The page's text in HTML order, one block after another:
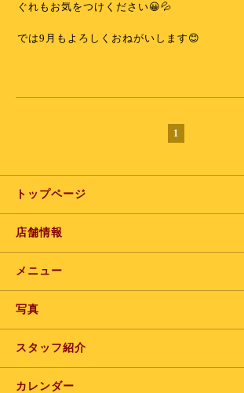
ぐれもお気をつけください😀💦
では9月もよろしくおねがいします😊
1
トップページ
店舗情報
メニュー
写真
スタッフ紹介
カレンダー